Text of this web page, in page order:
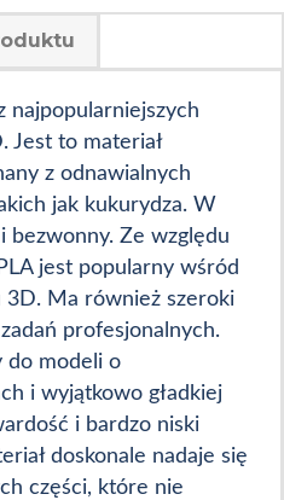
najpopularniejszych
Jest to materiał
z odnawialnych
jak kukurydza. W
bezwonny. Ze względu
jest popularny wśród
Ma również szeroki
profesjonalnych.
do modeli o
i wyjątkowo gładkiej
i bardzo niski
doskonale nadaje się
części, które nie